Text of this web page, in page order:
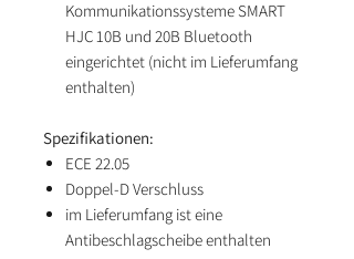
Kommunikationssysteme SMART
HJC 10B und 20B Bluetooth
eingerichtet (nicht im Lieferumfang
enthalten)
Spezifikationen:
ECE 22.05
Doppel-D Verschluss
im Lieferumfang ist eine
Antibeschlagscheibe enthalten